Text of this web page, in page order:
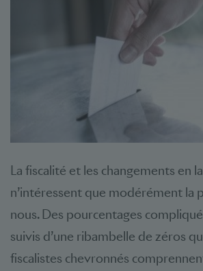
La fiscalité et les changements en
n’intéressent que modérément la
nous. Des pourcentages
suivis d’une ribambelle de zéros
fiscalistes chevronnés